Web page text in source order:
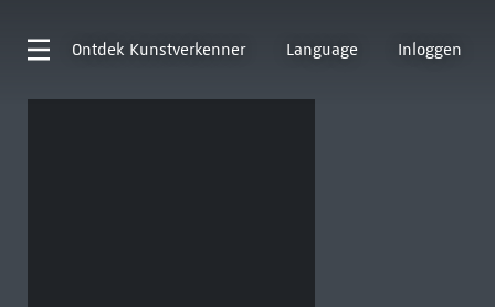
Ontdek Kunstverkenner Language Inloggen